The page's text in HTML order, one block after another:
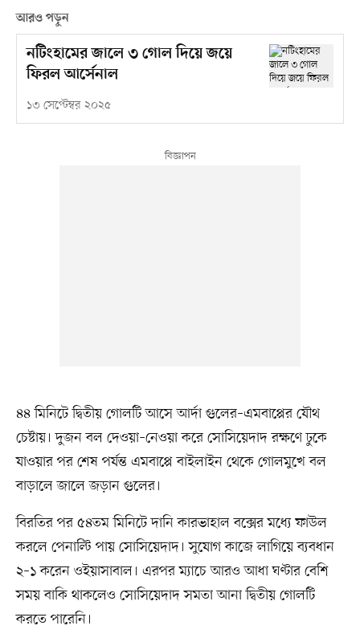
আরও পড়ুন
নটিংহামের জালে ৩ গোল দিয়ে জয়ে
ফিরল আর্সেনাল
১৩ সেপ্টেম্বর ২০২৫
৪৪ মিনিটে দ্বিতীয় গোলটি আসে আর্দা গুলের–এমবাপ্পের যৌথ
চেষ্টায়। দুজন বল দেওয়া–নেওয়া করে সোসিয়েদাদ রক্ষণে ঢুকে
যাওয়ার পর শেষ পর্যন্ত এমবাপ্পে বাইলাইন থেকে গোলমুখে বল
বাড়ালে জালে জড়ান গুলের।
বিরতির পর ৫৪তম মিনিটে দানি কারভাহাল বক্সের মধ্যে ফাউল
করলে পেনাল্টি পায় সোসিয়েদাদ। সুযোগ কাজে লাগিয়ে ব্যবধান
২–১ করেন ওইয়াসাবাল। এরপর ম্যাচে আরও আধা ঘণ্টার বেশি
সময় বাকি থাকলেও সোসিয়েদাদ সমতা আনা দ্বিতীয় গোলটি
করতে পারেনি।